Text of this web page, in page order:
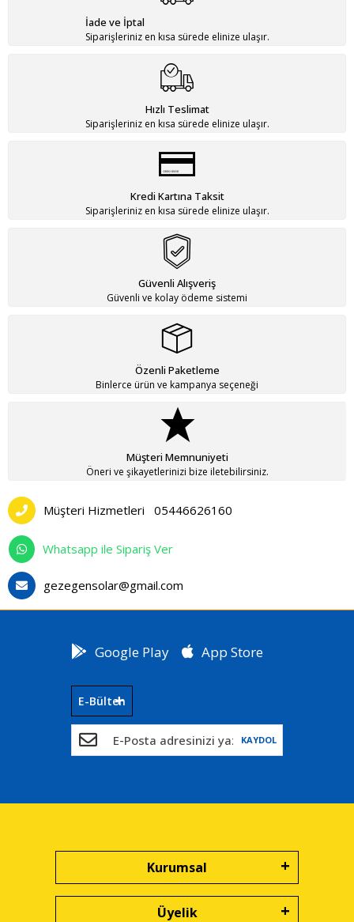
İade ve İptal
Siparişleriniz en kısa sürede elinize ulaşır.
Hızlı Teslimat
Siparişleriniz en kısa sürede elinize ulaşır.
Kredi Kartına Taksit
Siparişleriniz en kısa sürede elinize ulaşır.
Güvenli Alışveriş
Güvenli ve kolay ödeme sistemi
Özenli Paketleme
Binlerce ürün ve kampanya seçeneği
Müşteri Memnuniyeti
Öneri ve şikayetlerinizi bize iletebilirsiniz.
Müşteri Hizmetleri 05446626160
Whatsapp ile Sipariş Ver
gezegensolar@gmail.com
Google Play App Store
E-Bülten
KAYDOL
Kurumsal
Üyelik